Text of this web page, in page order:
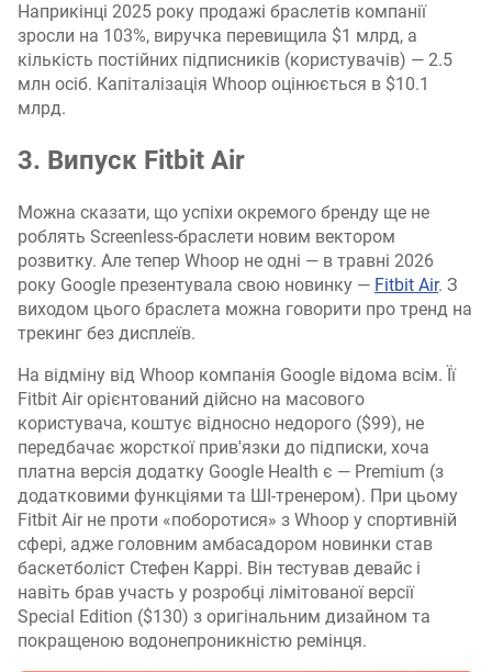
Наприкінці 2025 року продажі браслетів компанії
зросли на 103%, виручка перевищила $1 млрд, а
кількість постійних підписників (користувачів) — 2.5
млн осіб. Капіталізація Whoop оцінюється в $10.1
млрд.
3. Випуск Fitbit Air
Можна сказати, що успіхи окремого бренду ще не
роблять Screenless-браслети новим вектором
розвитку. Але тепер Whoop не одні — в травні 2026
року Google презентувала свою новинку — Fitbit Air. З
виходом цього браслета можна говорити про тренд на
трекинг без дисплеїв.
На відміну від Whoop компанія Google відома всім. Її
Fitbit Air орієнтований дійсно на масового
користувача, коштує відносно недорого ($99), не
передбачає жорсткої прив'язки до підписки, хоча
платна версія додатку Google Health є — Premium (з
додатковими функціями та ШІ-тренером). При цьому
Fitbit Air не проти «поборотися» з Whoop у спортивній
сфері, адже головним амбасадором новинки став
баскетболіст Стефен Каррі. Він тестував девайс і
навіть брав участь у розробці лімітованої версії
Special Edition ($130) з оригінальним дизайном та
покращеною водонепроникністю ремінця.